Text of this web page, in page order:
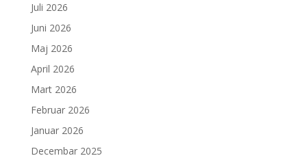
Juli 2026
Juni 2026
Maj 2026
April 2026
Mart 2026
Februar 2026
Januar 2026
Decembar 2025